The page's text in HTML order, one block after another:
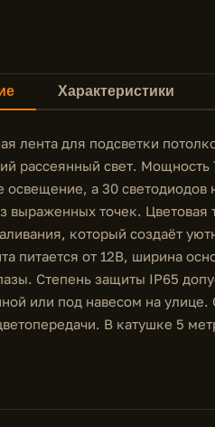
Характеристики
лента для подсветки
рассеянный свет.
освещение, а 30
выраженных точек.
который создаёт
питается от 12В, ширина
Степень защиты IP65
или под навесом на улице.
В катушке 5